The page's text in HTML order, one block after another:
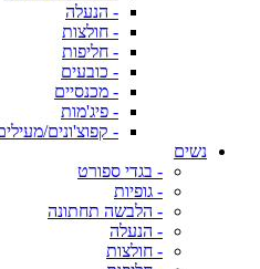
- הנעלה
- חולצות
- חליפות
- כובעים
- מכנסיים
- פיג'מות
- קפוצ'ונים/
נשים
- בגדי ספורט
- גופיות
- הלבשה תחתונה
- הנעלה
- חולצות